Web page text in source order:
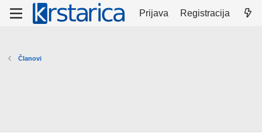
Prijava Registracija
Članovi